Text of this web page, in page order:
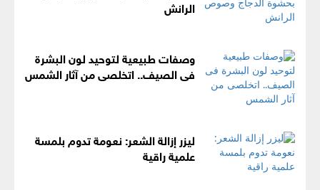
الرانش
وصفات طبيعية لتوحيد لون البشرة
فى الصيف.. اتخلصى من آثار الشمس
ليزر إزالة الشعر: نعومة تدوم بلمسة
علمية راقية